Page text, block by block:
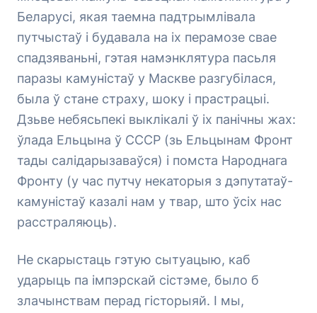
Беларусі, якая таемна падтрымлівала
путчыстаў і будавала на іх перамозе свае
спадзяваньні, гэтая намэнклятура пасьля
паразы камуністаў у Маскве разгубілася,
была ў стане страху, шоку і прастрацыі.
Дзьве небясьпекі выклікалі ў іх панічны жах:
ўлада Ельцына ў СССР (зь Ельцынам Фронт
тады салідарызаваўся) і помста Народнага
Фронту (у час путчу некаторыя з дэпутатаў-
камуністаў казалі нам у твар, што ўсіх нас
расстраляюць).
Не скарыстаць гэтую сытуацыю, каб
ударыць па імпэрскай сістэме, было б
злачынствам перад гісторыяй. І мы,